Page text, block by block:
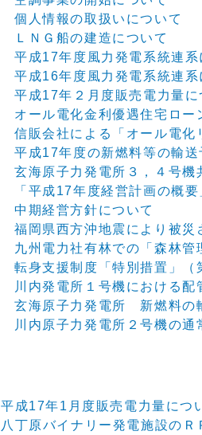
個人情報の取扱いについて
ＬＮＧ船の建造について
平成17年度風力発電系統連
平成16年度風力発電系統連
平成17年２月度販売電力量に
オール電化金利優遇住宅ロ
信販会社による「オール電
平成17年度の新燃料等の輸
玄海原子力発電所３，４号
「平成17年度経営計画の概
中期経営方針について
福岡県西方沖地震により被
九州電力社有林での「森林
転身支援制度「特別措置」
川内発電所１号機における
玄海原子力発電所 新燃料の
川内原子力発電所２号機の
平成17年1月度販売電力量につ
八丁原バイナリー発電施設の